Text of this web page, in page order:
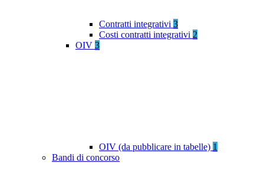
Contratti integrativi 3
Costi contratti integrativi 2
OIV 3
OIV (da pubblicare in tabelle) 1
Bandi di concorso